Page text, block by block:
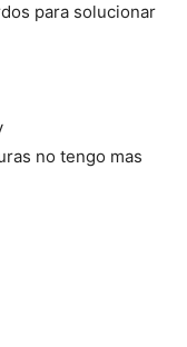
para solucionar
no tengo mas